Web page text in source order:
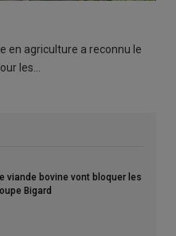
en agriculture a reconnu le
les…
viande bovine vont bloquer les
Bigard